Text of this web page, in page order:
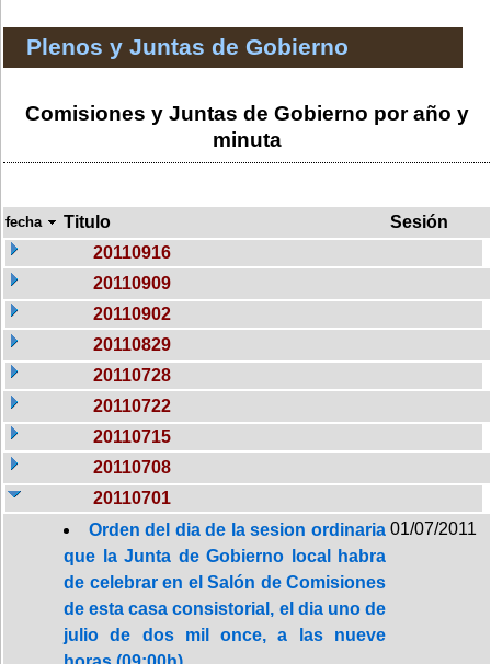
Plenos y Juntas de Gobierno
Comisiones y Juntas de Gobierno por año y
minuta
fecha Titulo
Sesión
20110916
20110909
20110902
20110829
20110728
20110722
20110715
20110708
20110701
Orden del dia de la sesion ordinaria
que la Junta de Gobierno local habra
de celebrar en el Salón de Comisiones
de esta casa consistorial, el dia uno de
julio de dos mil once, a las nueve
01/07/2011